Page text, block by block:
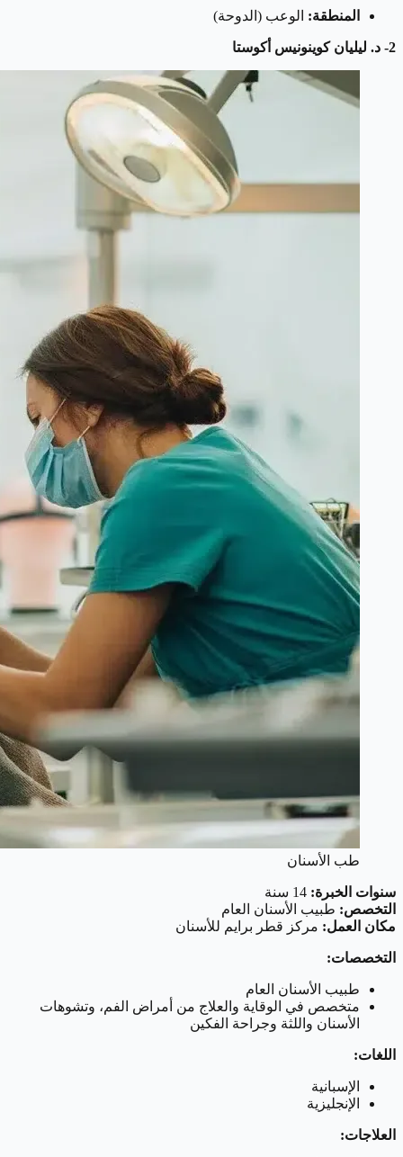
المنطقة: الوعب (الدوحة)
2- د. ليليان كوينونيس أكوستا
طب الأسنان
سنوات الخبرة:
التخصص: طبيب الأسنان العام
مكان العمل: مركز قطر برايم للأسنان
التخصصات:
طبيب الأسنان العام
متخصص في الوقاية والعلاج من أمراض الفم، وتشوهات
الأسنان واللثة وجراحة الفكين
اللغات:
الإسبانية
الإنجليزية
العلاجات: